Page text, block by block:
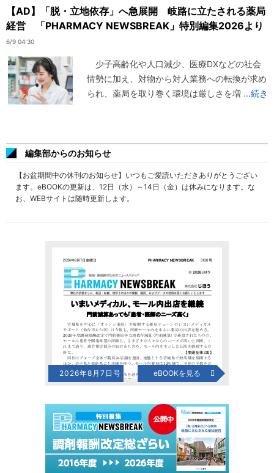
【AD】「脱・立地依存」へ急展開 岐路に立たされる薬局
経営 「PHARMACY NEWSBREAK」特別編集2026より
6/9 04:30
少子高齢化や人口減少、医療DXなどの社会
情勢に加え、対物から対人業務への転換が求め
られ、薬局を取り巻く環境は厳しさを増 ...続き
編集部からのお知らせ
【お盆期間中の休刊のお知らせ】いつもご愛読いただきありがとうござい
ます。eBOOKの更新は、12日（水）～14日（金）は休みになります。な
お、WEBサイトは随時更新します。
2026年8月7日号 eBOOKを見る